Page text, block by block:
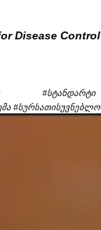
Disease
#სტანდარტი